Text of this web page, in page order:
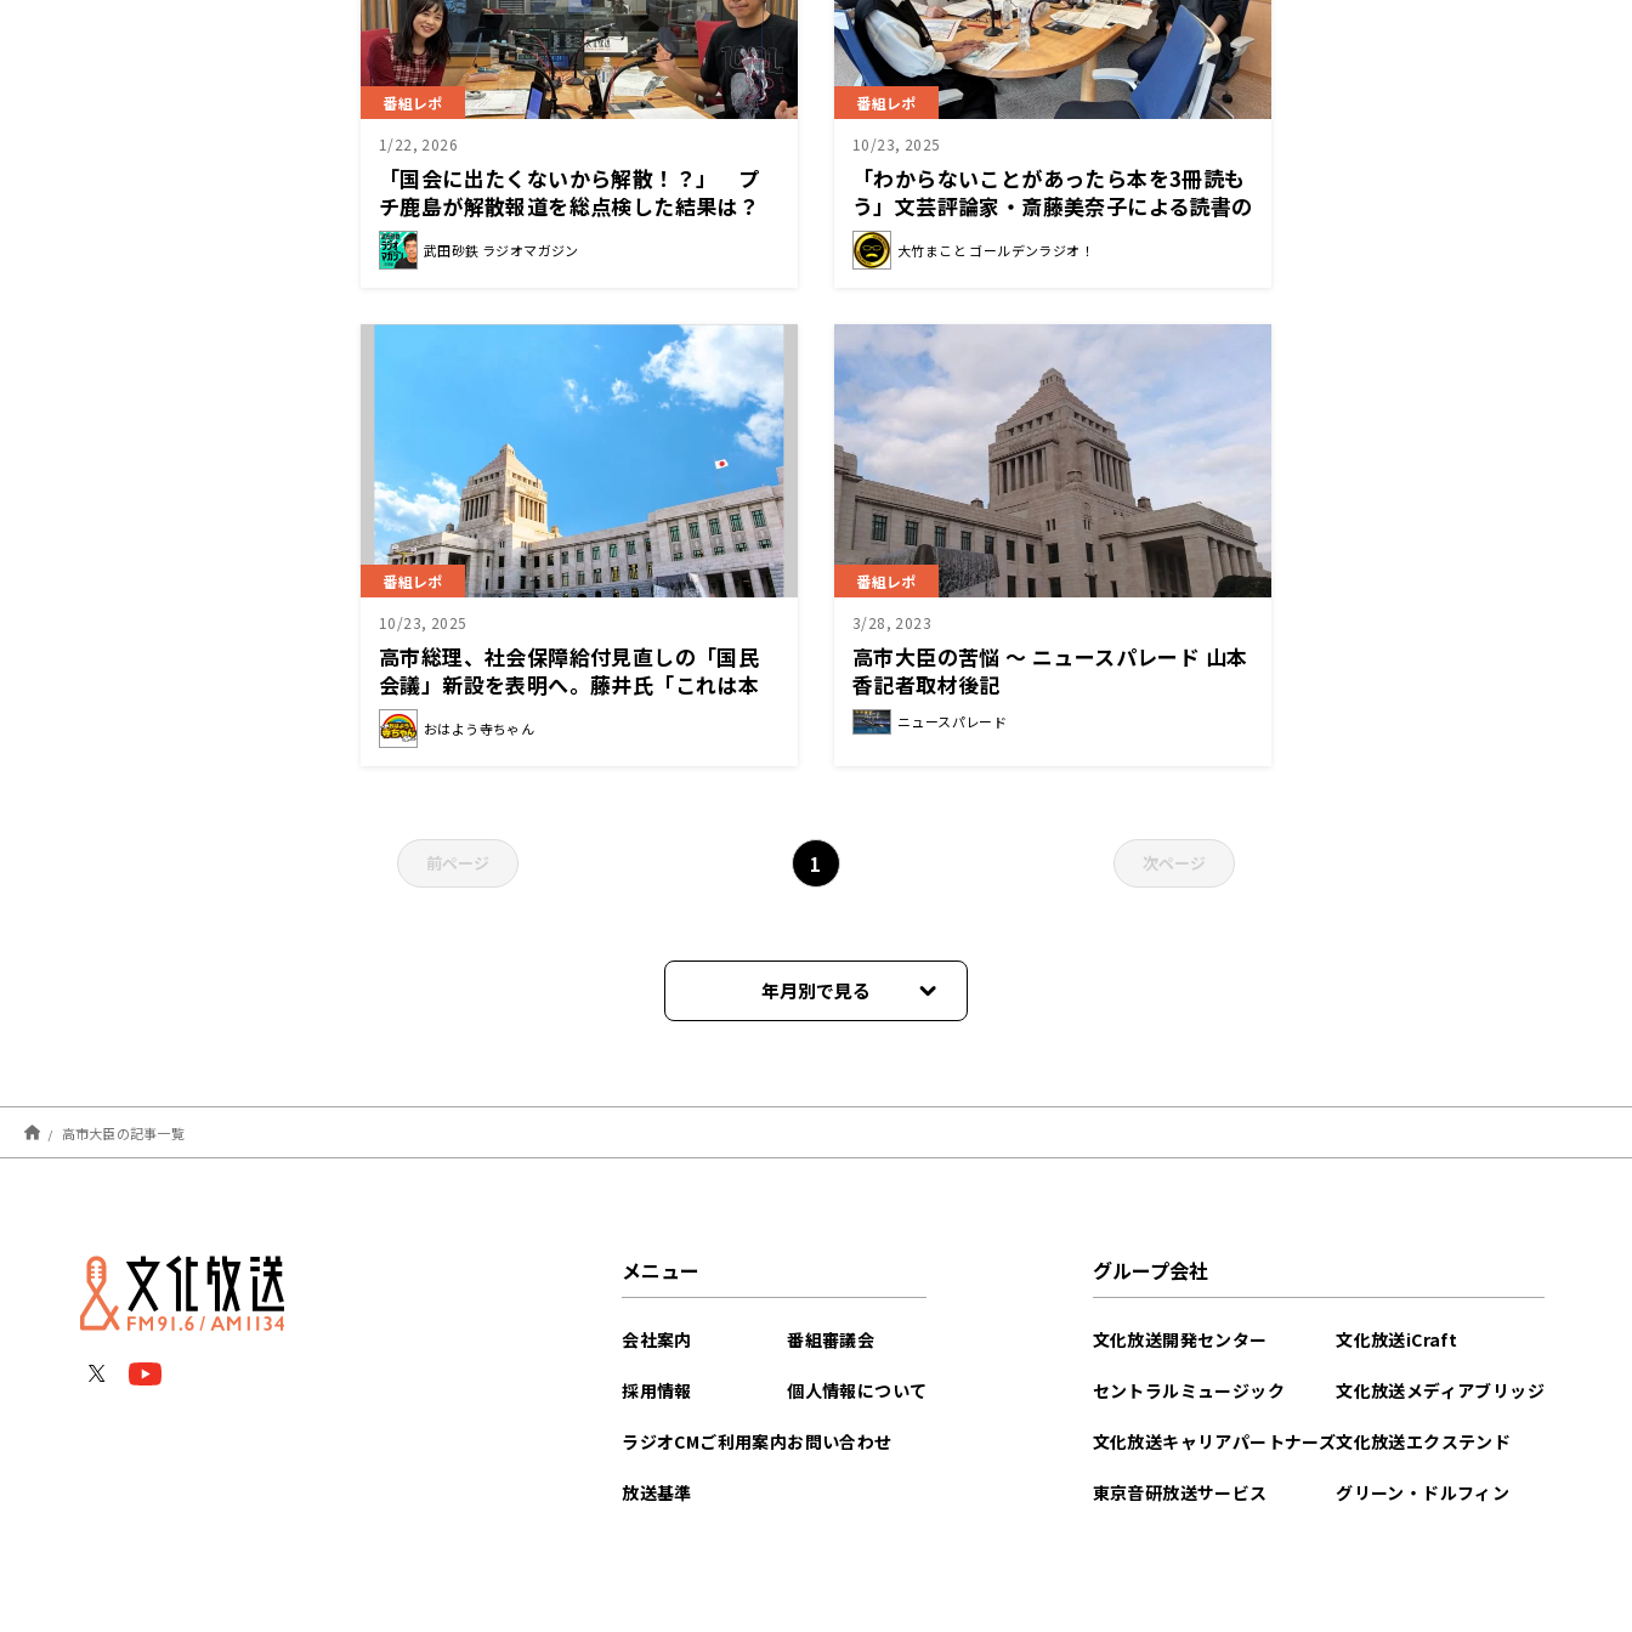
番組レポ
1/22, 2026
「国会に出たくないから解散！？」 プ
チ鹿島が解散報道を総点検した結果は？
武田砂鉄 ラジオマガジン
番組レポ
10/23, 2025
「わからないことがあったら本を3冊読も
う」文芸評論家・斎藤美奈子による読書の
ススメ
大竹まこと ゴールデンラジオ！
番組レポ
10/23, 2025
高市総理、社会保障給付見直しの「国民
会議」新設を表明へ。藤井氏「これは本
当に素晴らしい」
おはよう寺ちゃん
番組レポ
3/28, 2023
高市大臣の苦悩 ～ ニュースパレード 山本
香記者取材後記
ニュースパレード
前ページ 1 次ページ
年月別で見る
高市大臣の記事一覧
メニュー
会社案内
採用情報
ラジオCMご利用案内
放送基準
番組審議会
個人情報について
お問い合わせ
グループ会社
文化放送開発センター
セントラルミュージック
文化放送キャリアパートナーズ
東京音研放送サービス
文化放送iCraft
文化放送メディアブリッジ
文化放送エクステンド
グリーン・ドルフィン